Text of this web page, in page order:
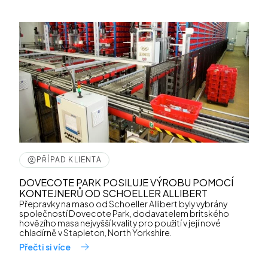
PŘÍPAD KLIENTA
DOVECOTE PARK POSILUJE VÝROBU POMOCÍ
KONTEJNERŮ OD SCHOELLER ALLIBERT
Přepravky na maso od Schoeller Allibert byly vybrány
společností Dovecote Park, dodavatelem britského
hovězího masa nejvyšší kvality pro použití v její nové
chladírně v Stapleton, North Yorkshire.
Přečti si více